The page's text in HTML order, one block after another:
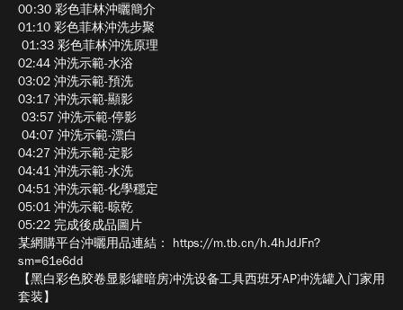
00:30 彩色菲林沖曬簡介
01:10 彩色菲林沖洗步聚
01:33 彩色菲林沖洗原理
02:44 沖洗示範-水浴
03:02 沖洗示範-預洗
03:17 沖洗示範-顯影
03:57 沖洗示範-停影
04:07 沖洗示範-漂白
04:27 沖洗示範-定影
04:41 沖洗示範-水洗
04:51 沖洗示範-化學穩定
05:01 沖洗示範-晾乾
05:22 完成後成品圖片
某網購平台沖曬用品連結： https://m.tb.cn/h.4hJdJFn?
sm=61e6dd
【黑白彩色胶卷显影罐暗房冲洗设备工具西班牙AP冲洗罐入门家用
套装】